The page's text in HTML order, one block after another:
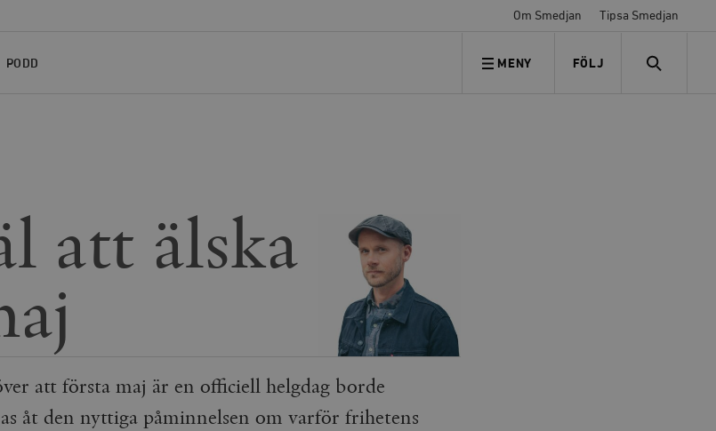
Om Smedjan Tipsa Smedjan
PODD MENY FÖLJ
FÖLJ OSS SEARCH
att älska
att första maj är en officiell helgdag borde
åt den nyttiga påminnelsen om varför frihetens